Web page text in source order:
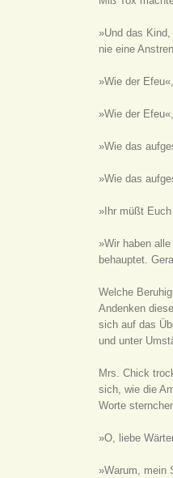
»Und das
nie eine
»Wie der
»Wie der
»Wie das
»Wie das
»Ihr müßt
»Wir haben
behauptet.
Welche
Andenken
sich auf das
und unter
Mrs. Chick
sich, wie die
Worte
»O, liebe
»Warum, mein